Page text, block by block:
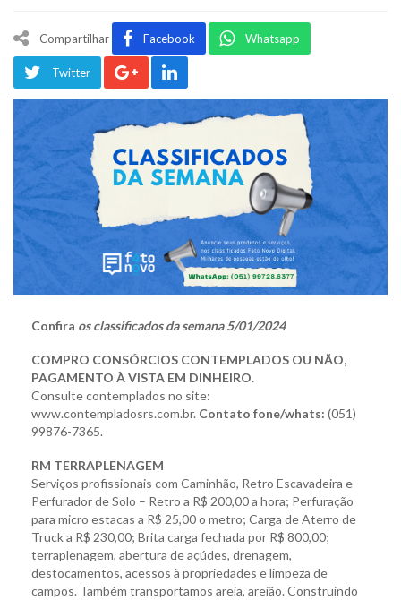
Compartilhar Facebook Whatsapp
Twitter
Confira os classificados da semana 5/01/2024
COMPRO CONSÓRCIOS CONTEMPLADOS OU NÃO,
PAGAMENTO À VISTA EM DINHEIRO.
Consulte contemplados no site:
www.contempladosrs.com.br. Contato fone/whats: (051)
99876-7365.
RM TERRAPLENAGEM
Serviços profissionais com Caminhão, Retro Escavadeira e
Perfurador de Solo – Retro a R$ 200,00 a hora; Perfuração
para micro estacas a R$ 25,00 o metro; Carga de Aterro de
Trucka R$ 230,00; Brita carga fechada por R$ 800,00;
terraplenagem, abertura de açúdes, drenagem,
destocamentos, acessos à propriedades e limpeza de
campos. Também transportamos areia, areião. Construindo